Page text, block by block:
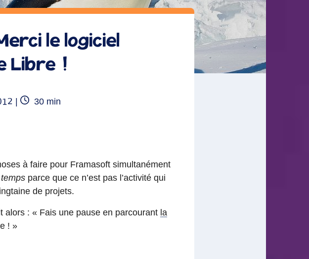
le logiciel
Libre !
Temps
30min
à faire pour Framasoft simultanément
parce que ce n’est pas l’activité qui
de projets.
alors : « Fais une pause en parcourant la
! »